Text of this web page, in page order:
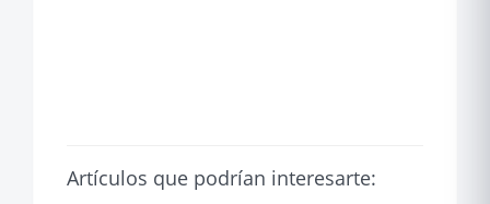
Artículos que podrían interesarte: